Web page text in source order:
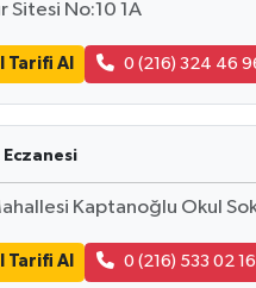
Sitesi No:10 1A
Tarifi Al 0 (216) 324 46
Eczanesi
Kaptanoğlu Okul
Tarifi Al 0 (216) 533 02 16